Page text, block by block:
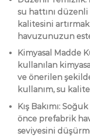
su hattını
kalitesini
havuzunuzun
Kimyasal Madde
kullanılan
ve önerilen
kullanım, su
Kış Bakımı:
önce prefabrik
seviyesini